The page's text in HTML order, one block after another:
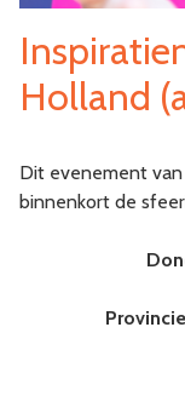
Holland
Dit evenement
binnenkort de